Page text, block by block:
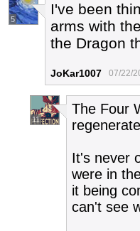
5
I've been
arms with
the Dragon
JoKar1007 07/22/
11
The Four
It's never
were in
it being
can't see